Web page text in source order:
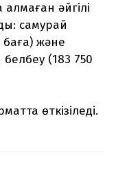
әйгілі
самурай
және
(183 750
өткізіледі.